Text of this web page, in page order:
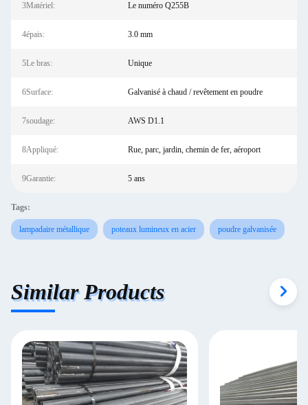
3Matériel: Le numéro Q255B
4épais: 3.0 mm
5Le bras: Unique
6Surface: Galvanisé à chaud / revêtement en poudre
7soudage: AWS D1.1
8Appliqué: Rue, parc, jardin, chemin de fer, aéroport
9Garantie: 5 ans
Tags:
lampadaire métallique poteaux lumineux en acier poudre galvanisée
Similar Products